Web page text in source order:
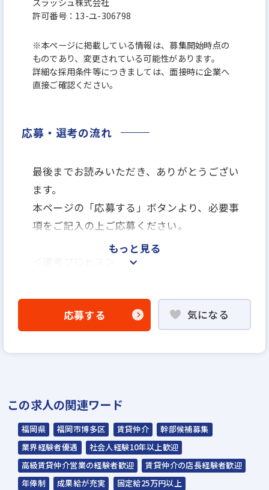
許可番号：13-ユ-306798
※本ページに掲載している情報は、募集開始時点の
ものであり、変更されている可能性があります。
詳細な採用条件等につきましては、面接時に企業へ
直接ご確認ください。
応募・選考の流れ
最後までお読みいただき、ありがとうござい
ます。
本ページの「応募する」ボタンより、必要事
項をご記入の上ご応募ください。
▼
WEB書類選考
▼
説明選考会（電話面談）
式会社が行います＊
スラッシュ株式会社からのご連絡をお待ち
ください。
ご連絡までに7日程度いただく場合があり
ます。予めご了承ください。
もっと見る
応募する 気になる
この求人の関連ワード
福岡県 福岡市博多区 賃貸仲介
幹部候補募集
業界経験者優遇
社会人経験10年以上歓迎
高級賃貸仲介営業の経験者歓迎
賃貸仲介の店長経験者歓迎
年俸制
成果給が充実
固定給25万円以上